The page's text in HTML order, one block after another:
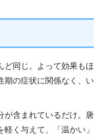
ど同じ。よって効果もほ
期の症状に関係なく、い
が含まれているだけ。唐
く与えて、「温かい」